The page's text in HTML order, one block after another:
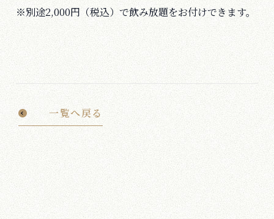
※別途2,000円（税込）で飲み放題をお付けできます。
一覧へ戻る